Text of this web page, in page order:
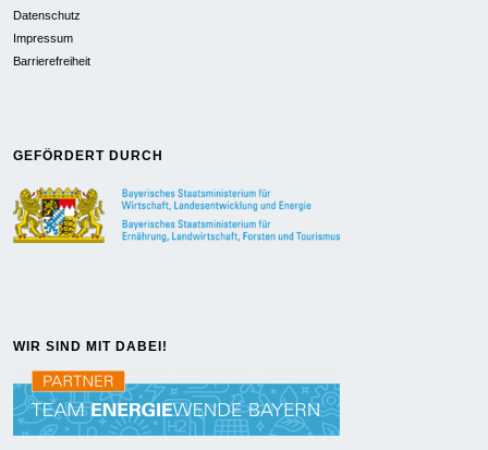
Datenschutz
Impressum
Barrierefreiheit
GEFÖRDERT DURCH
WIR SIND MIT DABEI!